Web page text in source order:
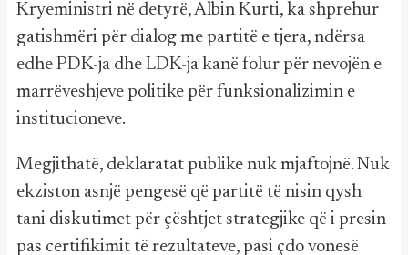
Kryeministri në detyrë, Albin Kurti, ka shprehur
gatishmëri për dialog me partitë e tjera, ndërsa
edhe PDK-ja dhe LDK-ja kanë folur për nevojën e
marrëveshjeve politike për funksionalizimin e
institucioneve.
Megjithatë, deklaratat publike nuk mjaftojnë. Nuk
ekziston asnjë pengesë që partitë të nisin qysh
tani diskutimet për çështjet strategjike që i presin
pas certifikimit të rezultateve, pasi çdo vonesë